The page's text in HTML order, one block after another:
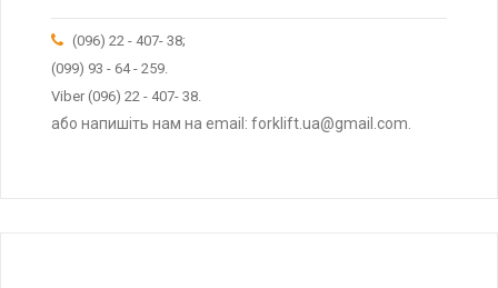
(096) 22 - 407- 38;
(099) 93 - 64 - 259.
Viber (096) 22 - 407- 38.
або напишіть нам на email: forklift.ua@gmail.com.